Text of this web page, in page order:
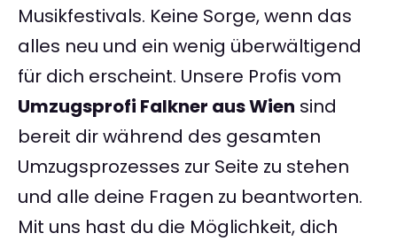
Musikfestivals. Keine Sorge, wenn das
alles neu und ein wenig überwältigend
für dich erscheint. Unsere Profis vom
Umzugsprofi Falkner aus Wien sind
bereit dir während des gesamten
Umzugsprozesses zur Seite zu stehen
und alle deine Fragen zu beantworten.
Mit uns hast du die Möglichkeit, dich